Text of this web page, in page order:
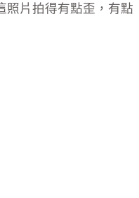
照片拍得有點歪，有點